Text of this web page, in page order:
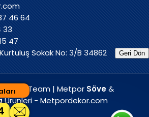
46 64
33
47
Sokak No: 3/B 34862
Web Team | Metpor Söve&
Ürünleri - Metpordekor.com
Geri Dön